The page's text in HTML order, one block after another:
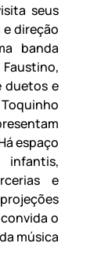
seus
direção
banda
duetos e
espaço
e
o
música